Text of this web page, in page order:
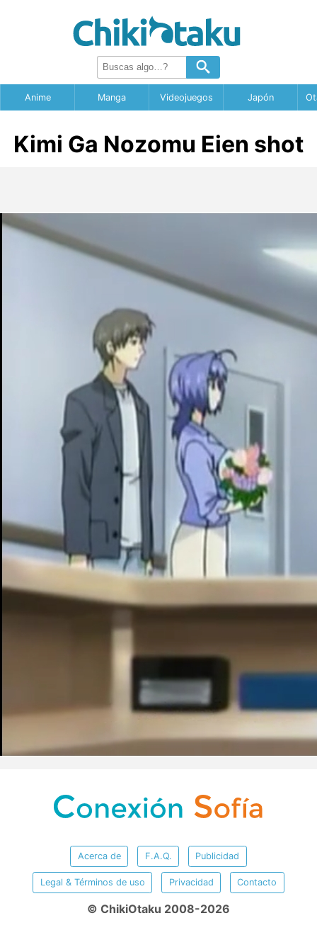
Anime Manga Videojuegos Japón
Kimi Ga Nozomu Eien shot
Acerca de F.A.Q. Publicidad
Legal & Términos de uso Privacidad Contacto
© ChikiOtaku 2008-2026